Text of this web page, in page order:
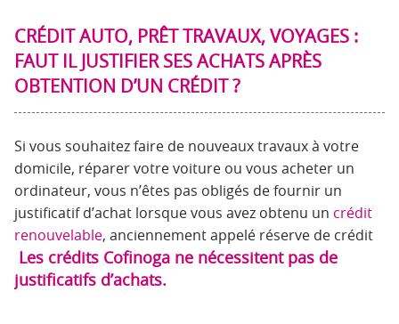
CRÉDIT AUTO, PRÊT TRAVAUX, VOYAGES :
FAUT IL JUSTIFIER SES ACHATS APRÈS
OBTENTION D’UN CRÉDIT ?
Si vous souhaitez faire de nouveaux travaux à votre
domicile, réparer votre voiture ou vous acheter un
ordinateur, vous n’êtes pas obligés de fournir un
justificatif d’achat lorsque vous avez obtenu un crédit
renouvelable, anciennement appelé réserve de crédit
Les crédits Cofinoga ne nécessitent pas de
justificatifs d’achats.